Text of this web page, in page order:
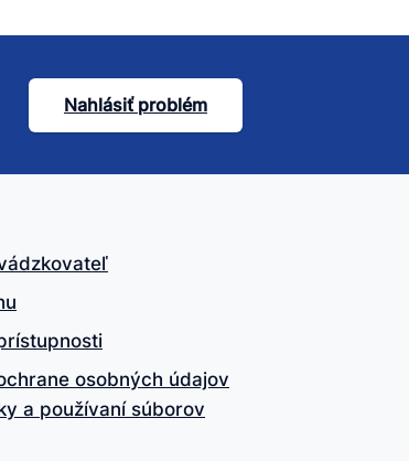
Nahlásiť problém
osobných údajov
a používaní súborov